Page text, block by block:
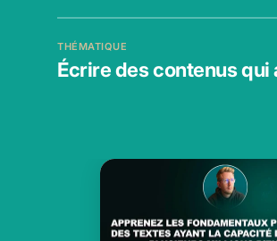
THÉMATIQUE
Écrire des contenus